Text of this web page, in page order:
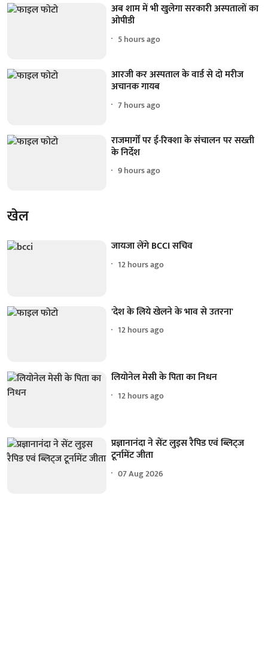
अब शाम में भी खुलेगा सरकारी अस्पतालों का
ओपीडी
5 hours ago
आरजी कर अस्पताल के वार्ड से दो मरीज
अचानक गायब
7 hours ago
राजमार्गों पर ई-रिक्शा के संचालन पर सख्ती
के निर्देश
9 hours ago
खेल
जायजा लेंगे BCCI सचिव
12 hours ago
'देश के लिये खेलने के भाव से उतरना'
12 hours ago
लियोनेल मेसी के पिता का निधन
12 hours ago
प्रज्ञानानंदा ने सेंट लुइस रैपिड एवं ब्लिट्ज
टूर्नामेंट जीता
07 Aug 2026